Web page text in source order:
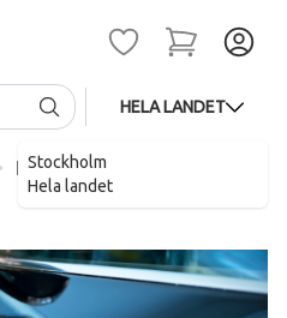
HELA LANDET
Stockholm
Hela landet
Helrekond hos Carwash